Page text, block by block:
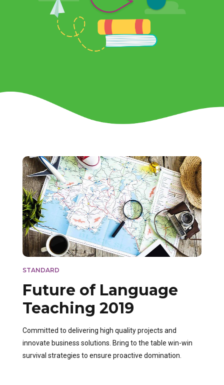
STANDARD
Future of Language
Teaching 2019
Committed to delivering high quality projects and
innovate business solutions. Bring to the table win-win
survival strategies to ensure proactive domination.